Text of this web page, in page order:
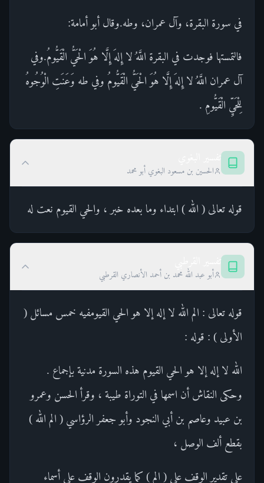
في سورة البقرة، وآل عمران، وطه.وقال أبو أمامة:
فالتمستها فوجدت في البقرة اللَّهُ لا إِلهَ إِلَّا هُوَ الْحَيُّ الْقَيُّومُ.وفي
آل عمران اللَّهُ لا إِلهَ إِلَّا هُوَ الْحَيُّ الْقَيُّومُ وفي طه وَعَنَتِ الْوُجُوهُ
لِلْحَيِّ الْقَيُّومِ .
الحسين بن مسعود البغوي أبو محمد
قوله تعالى ( الله ) ابتداء وما بعده خبر ، والحي القيوم نعت له
أبو عبد الله محمد بن أحمد الأنصاري القرطبي
قوله تعالى : الم الله لا إله إلا هو الحي القيومفيه خمس مسائل (
الأولى ) : قوله :
الله لا إله إلا هو الحي القيوم هذه السورة مدنية بإجماع .
وحكى النقاش أن اسمها في التوراة طيبة ، وقرأ الحسن وعمرو
بن عبيد وعاصم بن أبي النجود وأبو جعفر الرؤاسي ( الم الله )
بقطع ألف الوصل ،
على تقدير الوقف على ( الم ) كما يقدرون الوقف على أسماء